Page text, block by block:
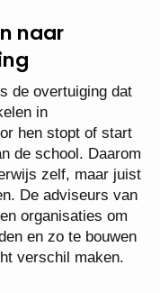
naar
de overtuiging dat
in
hen stopt of start
de school. Daarom
zelf, maar juist
De adviseurs van
organisaties om
en zo te bouwen
verschil maken.